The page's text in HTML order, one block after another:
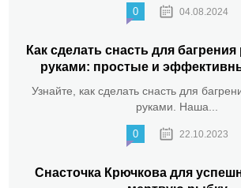
0 04.08.2024
Как сделать снасть для
руками: простые и
Узнайте, как сделать снасть для
руками. Наша...
0 22.10.2023
Снасточка Крючкова для